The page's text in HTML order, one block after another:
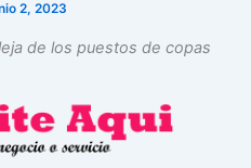
2, 2023
de los puestos de copas